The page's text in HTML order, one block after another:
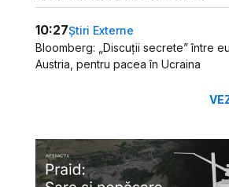
10:27Știri Externe
Bloomberg: „Discuții secrete” între
Austria, pentru pacea în Ucraina